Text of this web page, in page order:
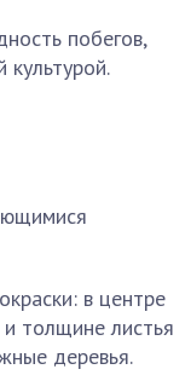
побегов,
в центре
толщине листья
деревья.